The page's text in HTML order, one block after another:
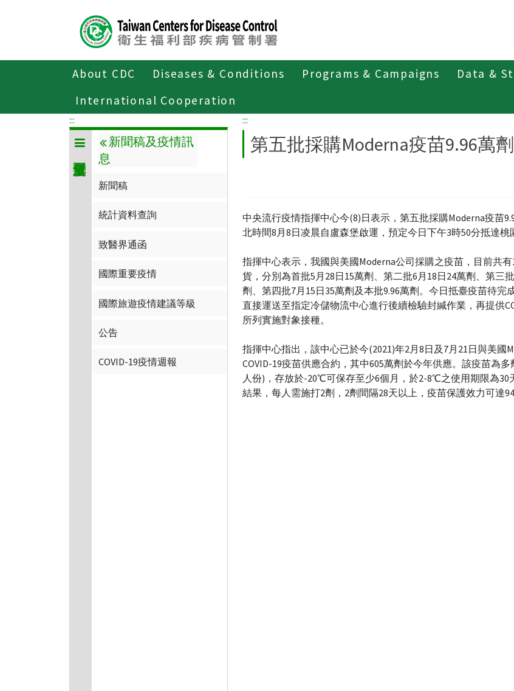
About CDC Diseases & Conditions Programs & Campaigns
Data &
International Cooperation
傳染病與防疫專題
:::
新聞稿及疫情訊
息
新聞稿
統計資料查詢
致醫界通函
國際重要疫情
國際旅遊疫情建議等級
公告
COVID-19疫情週報
:::
第五批採購Moderna疫苗9.96萬
中央流行疫情指揮中心今(8)日表示，第五批採購Moderna疫苗
北時間8月8日凌晨自盧森堡啟運，預定今日下午3時50分抵達桃
指揮中心表示，我國與美國Moderna公司採購之疫苗，目前共有
貨，分別為首批5月28日15萬劑、第二批6月18日24萬劑、第三
劑、第四批7月15日35萬劑及本批9.96萬劑。今日抵臺疫苗待完
直接運送至指定冷儲物流中心進行後續檢驗封緘作業，再提供
所列實施對象接種。
指揮中心指出，該中心已於今(2021)年2月8日及7月21日與美國
COVID-19疫苗供應合約，其中605萬劑於今年供應。該疫苗為
人份)，存放於-20℃可保存至少6個月，於2-8℃之使用期限為30
結果，每人需施打2劑，2劑間隔28天以上，疫苗保護效力可達